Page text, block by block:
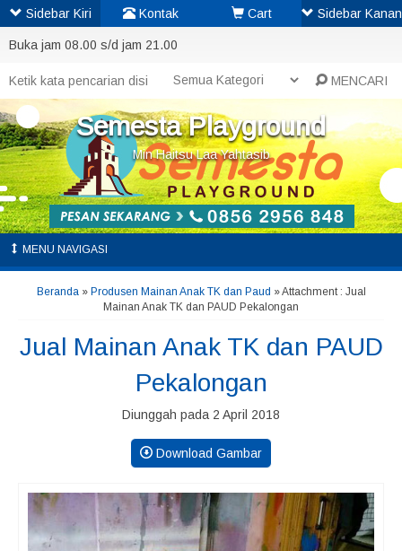
Buka jam 08.00 s/d jam 21.00
MENCARI
Semesta Playground
Min Haitsu Laa Yahtasib
MENU NAVIGASI
Beranda» Produsen Mainan Anak TK dan Paud » Attachment : Jual
Mainan Anak TK dan PAUD Pekalongan
Jual Mainan Anak TK dan PAUD
Pekalongan
Diunggah pada 2 April 2018
Download Gambar
Sidebar Kiri Kontak Cart Sidebar Kanan